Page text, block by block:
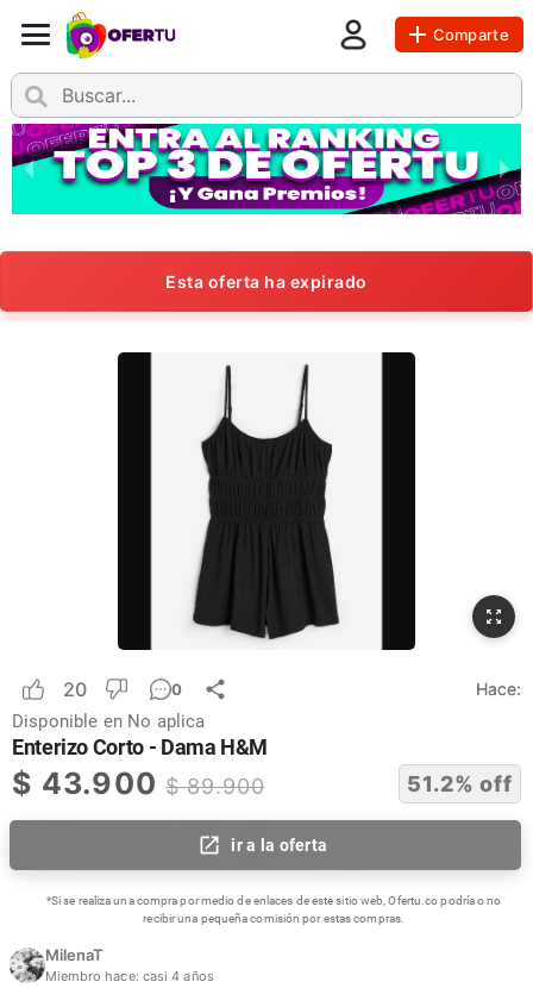
Comparte
Esta oferta ha expirado
20 0 Hace:
Disponible en No aplica
Enterizo Corto - Dama H&M
$ 43.900 $89.900 51.2% off
ir a la oferta
*Si se realiza una compra por medio de enlaces de este sitio web, Ofertu.co podría o no
recibir una pequeña comisión por estas compras.
MilenaT
Miembro hace: casi 4 años